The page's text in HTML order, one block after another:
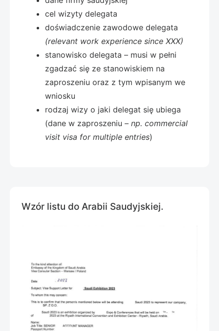
cel wizyty delegata
doświadczenie zawodowe delegata
(relevant work experience since XXX)
stanowisko delegata – musi w pełni
zgadzać się ze stanowiskiem na
zaproszeniu oraz z tym wpisanym we
wniosku
rodzaj wizy o jaki delegat się ubiega
(dane w zaproszeniu – np. commercial
visit visa for multiple entries)
Wzór listu do Arabii Saudyjskiej.